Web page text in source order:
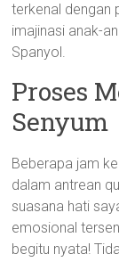
terkenal dengan
imajinasi anak-
Spanyol.
Proses
Senyum
Beberapa jam
dalam antrean
suasana hati
emosional
begitu nyata!